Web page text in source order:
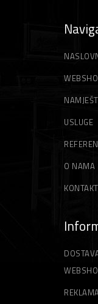
USLUGE
O NAMA
KONTAKT